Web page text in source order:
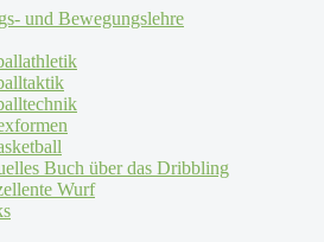
und Bewegungslehre
Buch über das Dribbling
Wurf